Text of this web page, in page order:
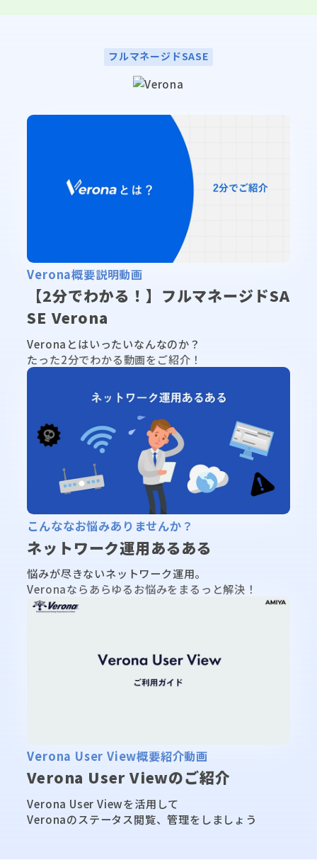
フルマネージドSASE
V
r
n
▶
Verona概要説明動画
【2分でわかる！】フルマネージドSA
SE Verona
Veronaとはいったいなんなのか？
たった2分でわかる動画をご紹介！
▶
こんななお悩みありませんか？
ネットワーク運用あるある
悩みが尽きないネットワーク運用。
Veronaならあらゆるお悩みをまるっと解決！
▶
Verona User View概要紹介動画
Verona User Viewのご紹介
Verona User Viewを活用して
Veronaのステータス閲覧、管理をしましょう